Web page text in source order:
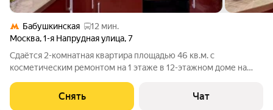
Бабушкинская
12 мин.
Москва,1-я Напрудная улица,7
Сдаётся 2-комнатная квартира площадью 46 кв.м. с
косметическим ремонтом на 1 этаже в 12-этажном доме на
Стиральная машина Холодильник Микроволновка Пылесос
Дом - панельный, окна
Снять Чат